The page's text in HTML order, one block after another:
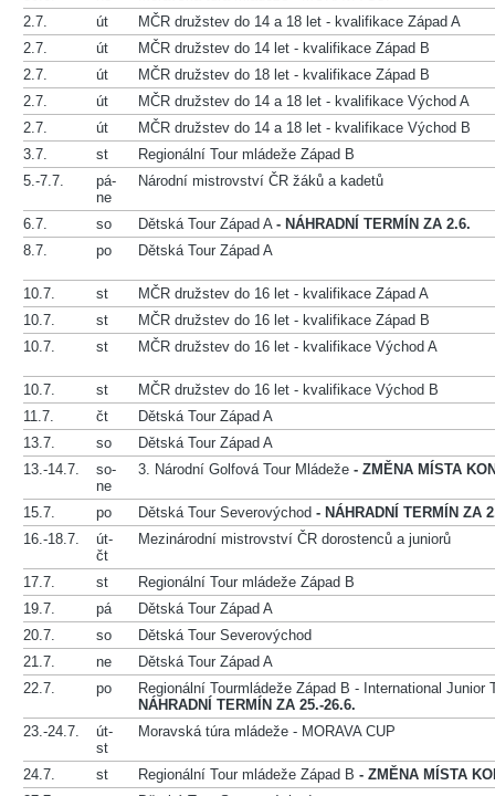
2.7.
út
MČR družstev do 14 a 18 let - kvalifikace Západ A
2.7.
út
MČR družstev do 14 let - kvalifikace Západ B
2.7.
út
MČR družstev do 18 let - kvalifikace Západ B
2.7.
út
MČR družstev do 14 a 18 let - kvalifikace Východ A
2.7.
út
MČR družstev do 14 a 18 let - kvalifikace Východ B
3.7.
st
Regionální Tour mládeže Západ B
5.-7.7.
pá-
ne
Národní mistrovství ČR žáků a kadetů
6.7. so Dětská Tour Západ A - NÁHRADNÍ TERMÍN ZA 2.6.
8.7.
po Dětská Tour Západ A
10.7. st
MČR družstev do 16 let - kvalifikace Západ A
10.7.
st
MČR družstev do 16 let - kvalifikace Západ B
10.7.
st MČR družstev do 16 let - kvalifikace Východ A
10.7. st
MČR družstev do 16 let - kvalifikace Východ B
11.7.
čt
Dětská Tour Západ A
13.7.
so
Dětská Tour Západ A
13.-14.7.
so-
ne
3. Národní Golfová Tour Mládeže - ZMĚNA MÍSTA
15.7. po Dětská Tour Severovýchod - NÁHRADNÍ TERMÍN ZA
16.-18.7.
út-
čt
Mezinárodní mistrovství ČR dorostenců a juniorů
17.7. st
Regionální Tour mládeže Západ B
19.7.
pá
Dětská Tour Západ A
20.7.
so
Dětská Tour Severovýchod
21.7.
ne
Dětská Tour Západ A
22.7.
po
Regionální Tourmládeže Západ B ‐ International Junior
NÁHRADNÍ TERMÍN ZA 25.-26.6.
23.-24.7.
út-
st
Moravská túra mládeže - MORAVA CUP
24.7. st Regionální Tour mládeže Západ B - ZMĚNA MÍSTA